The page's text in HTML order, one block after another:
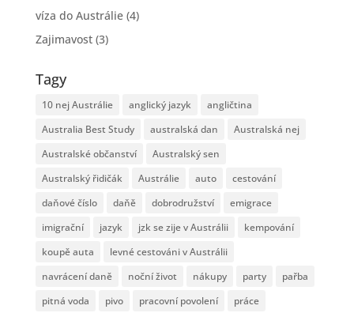
víza do Austrálie(4)
Zajimavost(3)
Tagy
10 nej Austrálie anglický jazyk
angličtina
Australia Best Study
australská dan
Australská nej
Australské občanství
Australský sen
Australský řidičák
Austrálie auto
cestování
daňové číslo
daňě dobrodružství
emigrace
imigrační
jazyk jzk se zije v Austrálii
kempování
koupě auta
levné cestováni v Austrálii
navrácení daně
noční život nákupy party
pařba
pitná voda
pivo pracovní povolení
práce